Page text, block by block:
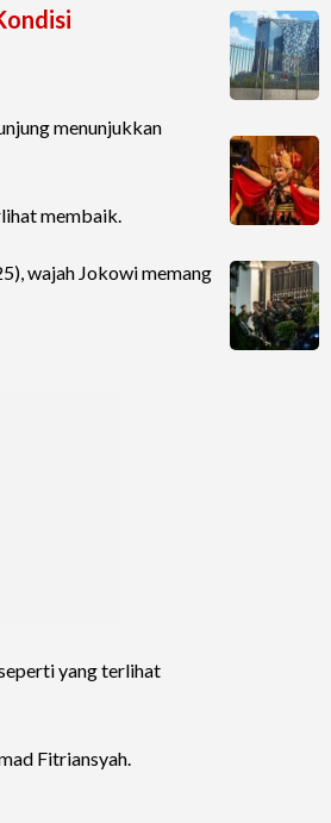
menunjukkan
membaik.
wajah Jokowi memang
yang terlihat
Fitriansyah.